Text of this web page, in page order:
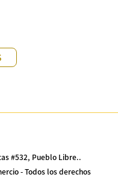
#532, Pueblo Libre..
- Todos los derechos